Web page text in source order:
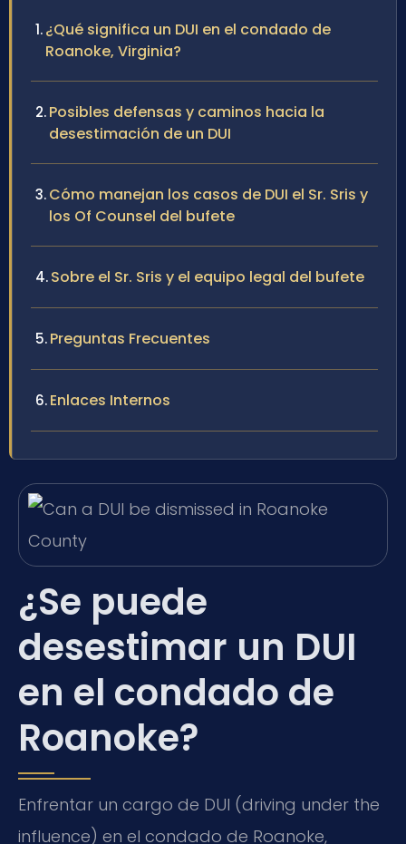
¿Qué significa un DUI en el condado de
Roanoke, Virginia?
Posibles defensas y caminos hacia la
desestimación de un DUI
Cómo manejan los casos de DUI el Sr. Sris y
los Of Counsel del bufete
Sobre el Sr. Sris y el equipo legal del bufete
Preguntas Frecuentes
Enlaces Internos
¿Se puede
desestimar un DUI
en el condado de
Roanoke?
Enfrentar un cargo de DUI (driving under the
influence) en el condado de Roanoke,